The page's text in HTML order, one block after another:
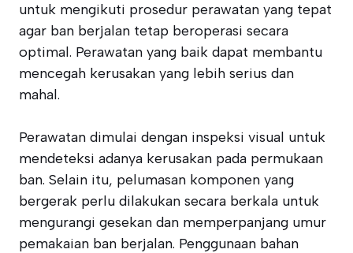
untuk mengikuti prosedur perawatan yang tepat
agar ban berjalan tetap beroperasi secara
optimal. Perawatan yang baik dapat membantu
mencegah kerusakan yang lebih serius dan
mahal.
Perawatan dimulai dengan inspeksi visual untuk
mendeteksi adanya kerusakan pada permukaan
ban. Selain itu, pelumasan komponen yang
bergerak perlu dilakukan secara berkala untuk
mengurangi gesekan dan memperpanjang umur
pemakaian ban berjalan. Penggunaan bahan